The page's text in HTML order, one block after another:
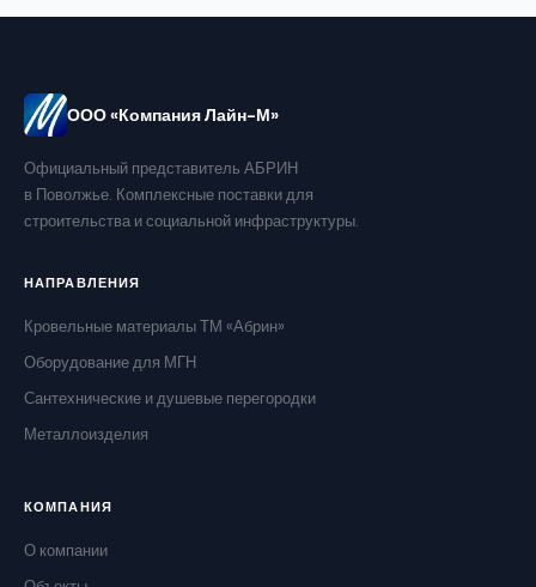
ООО «Компания Лайн-М»
Официальный представитель АБРИН
в Поволжье. Комплексные поставки для
строительства и социальной инфраструктуры.
НАПРАВЛЕНИЯ
Кровельные материалы ТМ «Абрин»
Оборудование для МГН
Сантехнические и душевые перегородки
Металлоизделия
КОМПАНИЯ
О компании